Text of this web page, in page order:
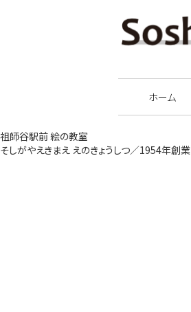
ホーム
祖師谷駅前 絵の教室
そしがやえきまえ えのきょうしつ／1954年創業